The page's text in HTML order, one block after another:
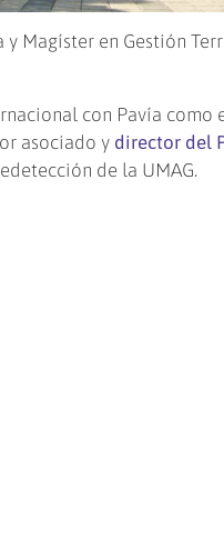
y Magíster en Gestión
con Pavía como
asociado y director del
de la UMAG.